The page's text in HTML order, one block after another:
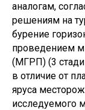
аналогам,
решениям на
бурение
проведением
(МГРП) (3
в отличие от
яруса
исследуемого